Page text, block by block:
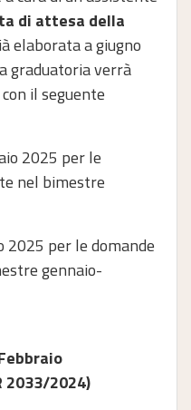
di attesa della
elaborata a giugno
graduatoria verrà
il seguente
2025 per le
nel bimestre
per le domande
gennaio-
2033/2024)